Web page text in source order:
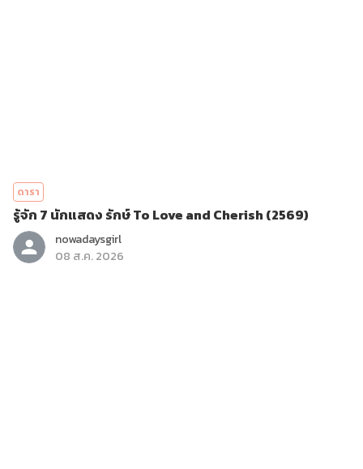
ดารา
รู้จัก 7 นักแสดง รักษ์ To Love and Cherish (2569)
nowadaysgirl
08 ส.ค. 2026